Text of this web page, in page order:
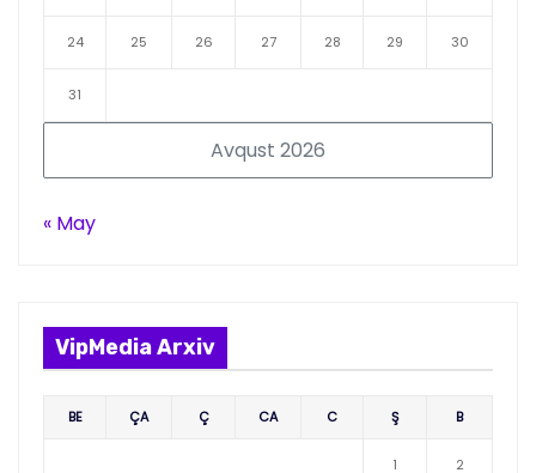
Avqust 2026
24 25 26 27 28 29 30
31
« May
VipMedia Arxiv
BE ÇA Ç CA C Ş B
1 2